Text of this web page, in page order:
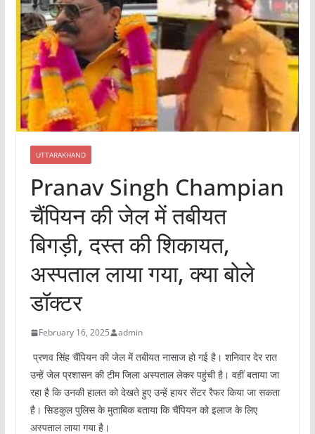
UTTARAKHAND
Pranav Singh Champian
चैंपियन की जेल में तबीयत
बिगड़ी, दस्त की शिकायत,
अस्पताल लाया गया, क्या बोले
डॉक्टर
February 16, 2025 admin
प्रणव सिंह चैंपियन की जेल में तबीयत नासाज हो गई है। शनिवार देर रात
उन्हें जेल प्रशासन की टीम जिला अस्पताल लेकर पहुंची है। वहीं बताया जा
रहा है कि उनकी हालत को देखते हुए उन्हें हायर सेंटर रैफर किया जा सकता
है। सिडकुल पुलिस के मुताबिक बताया कि चैंपियन को इलाज के लिए
अस्पताल लाया गया है।